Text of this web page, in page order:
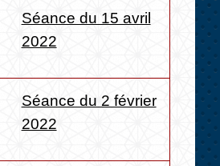
Séance du 15 avril
2022
Séance du 2 février
2022